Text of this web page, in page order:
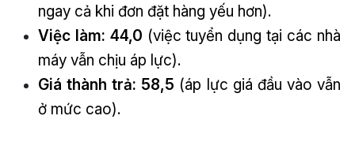
ngay cả khi đơn đặt hàng yếu hơn).
Việc làm: 44,0 (việc tuyển dụng tại các nhà
máy vẫn chịu áp lực).
Giá thành trả: 58,5 (áp lực giá đầu vào vẫn
ở mức cao).